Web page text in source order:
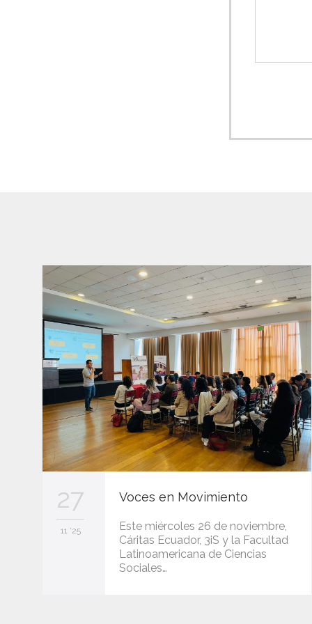
27
11 '25
Voces en Movimiento
Este miércoles 26 de noviembre,
Cáritas Ecuador, 3iS y la Facultad
Latinoamericana de Ciencias
Sociales…